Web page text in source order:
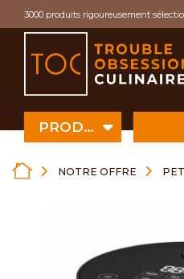
3000 produits rigoureusement
PRODUITS
NOTRE OFFRE